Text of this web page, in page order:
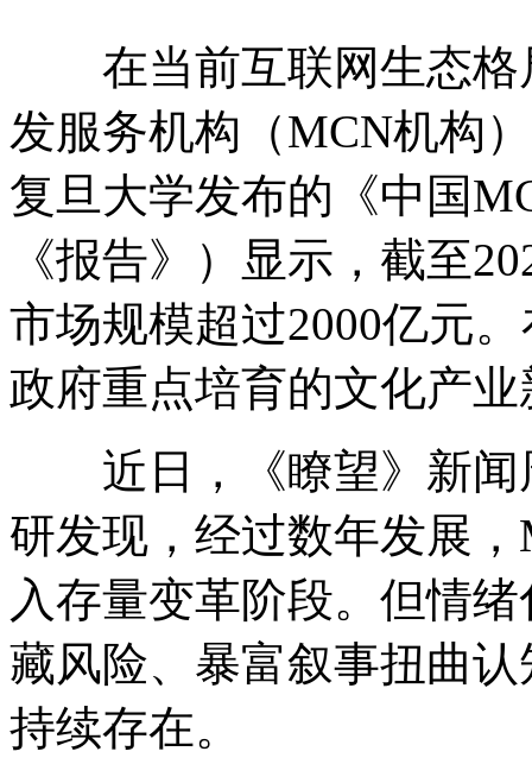
在当前互联网生态格
发服务机构（MCN机构
复旦大学发布的《中国
《报告》）显示，截至
市场规模超过2000亿元
政府重点培育的文化产
近日，《瞭望》新闻
研发现，经过数年发展
入存量变革阶段。但情
藏风险、暴富叙事扭曲
持续存在。